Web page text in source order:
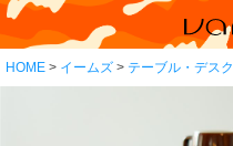
HOME イームズ テーブル・デスク